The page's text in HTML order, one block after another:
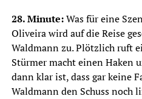
28. Minute:Was für eine
Oliveira wird auf die Reise
Waldmann zu. Plötzlich ruft
Stürmer macht einen Haken
dann klar ist, dass gar keine
Waldmann den Schuss noch